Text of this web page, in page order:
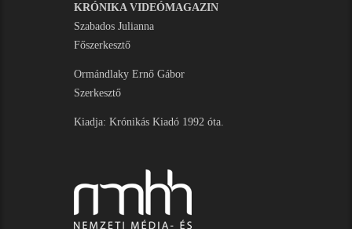
KRÓNIKA VIDEÓMAGAZIN
Szabados Julianna
Főszerkesztő
Ormándlaky Ernő Gábor
Szerkesztő
Kiadja: Krónikás Kiadó 1992 óta.